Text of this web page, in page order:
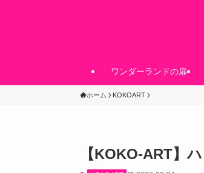
ワンダーランドの扉
ホーム KOKOART
【KOKO-ART】